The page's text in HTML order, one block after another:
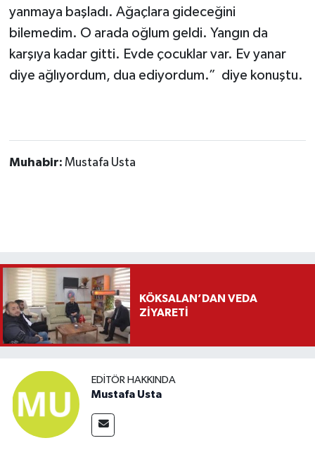
yanmaya başladı. Ağaçlara gideceğini
bilemedim. O arada oğlum geldi. Yangın da
karşıya kadar gitti. Evde çocuklar var. Ev yanar
diye ağlıyordum, dua ediyordum.” diye konuştu.
Muhabir: Mustafa Usta
KÖKSALAN’DAN VEDA
ZİYARETİ
EDITÖR HAKKINDA
Mustafa Usta